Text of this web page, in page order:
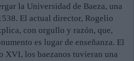
la Universidad de Baeza, una
El actual director, Rogelio
con orgullo y razón, que,
es lugar de enseñanza. El
XVI, los baezanos tuvieran una